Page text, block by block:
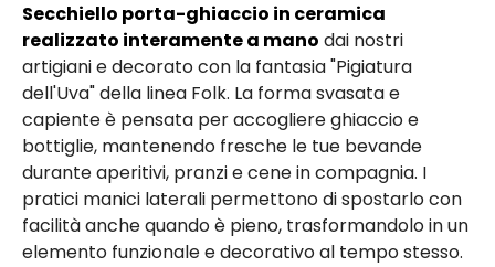
Secchiello porta-ghiaccio in ceramica
realizzato interamente a mano dai nostri
artigiani e decorato con la fantasia "Pigiatura
dell'Uva" della linea Folk. La forma svasata e
capiente è pensata per accogliere ghiaccio e
bottiglie, mantenendo fresche le tue bevande
durante aperitivi, pranzi e cene in compagnia. I
pratici manici laterali permettono di spostarlo con
facilità anche quando è pieno, trasformandolo in un
elemento funzionale e decorativo al tempo stesso.